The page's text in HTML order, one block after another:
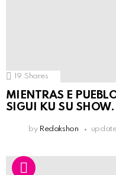
19 Shares
MIENTRAS E
SIGUI KU SU SHOW.
by Redakshon